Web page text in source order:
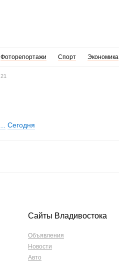
Фоторепортажи Спорт Экономика
21
Сегодня
Сайты Владивостока
Объявления
Новости
Авто